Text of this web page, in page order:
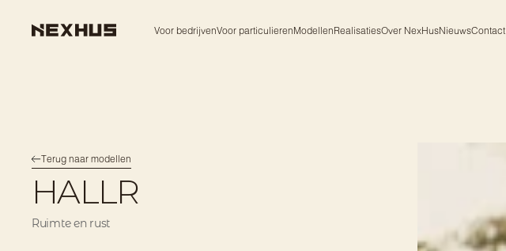
Voor bedrijvenVoor particulierenModellenRealisatiesOver NexHusNieuwsContact
Terug naar modellen
HALLR
Ruimte en rust